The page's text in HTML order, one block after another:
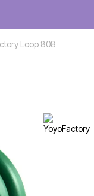
Loop 808